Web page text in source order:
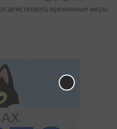
действовать временные меры